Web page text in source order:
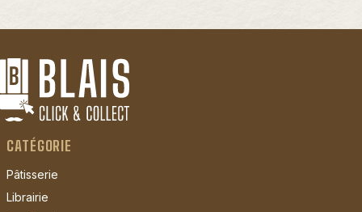
CATÉGORIE
Pâtisserie
Librairie